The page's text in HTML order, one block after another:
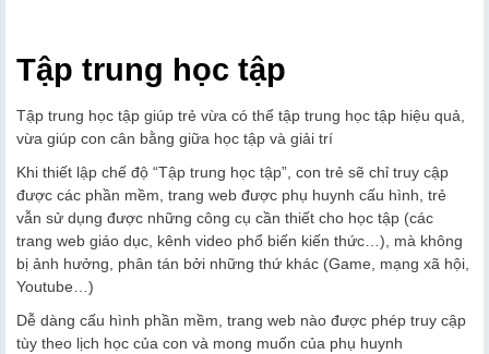
Tập trung học tập
Tập trung học tập giúp trẻ vừa có thể tập trung học tập hiệu quả,
vừa giúp con cân bằng giữa học tập và giải trí
Khi thiết lập chế độ “Tập trung học tập”, con trẻ sẽ chỉ truy cập
được các phần mềm, trang web được phụ huynh cấu hình, trẻ
vẫn sử dụng được những công cụ cần thiết cho học tập (các
trang web giáo dục, kênh video phổ biến kiến thức…), mà không
bị ảnh hưởng, phân tán bởi những thứ khác (Game, mạng xã hội,
Youtube…)
Dễ dàng cấu hình phần mềm, trang web nào được phép truy cập
tùy theo lịch học của con và mong muốn của phụ huynh